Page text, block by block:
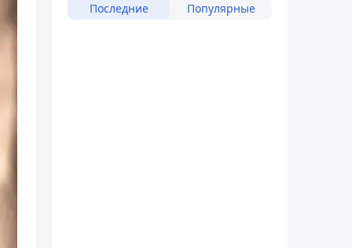
Последние Популярные